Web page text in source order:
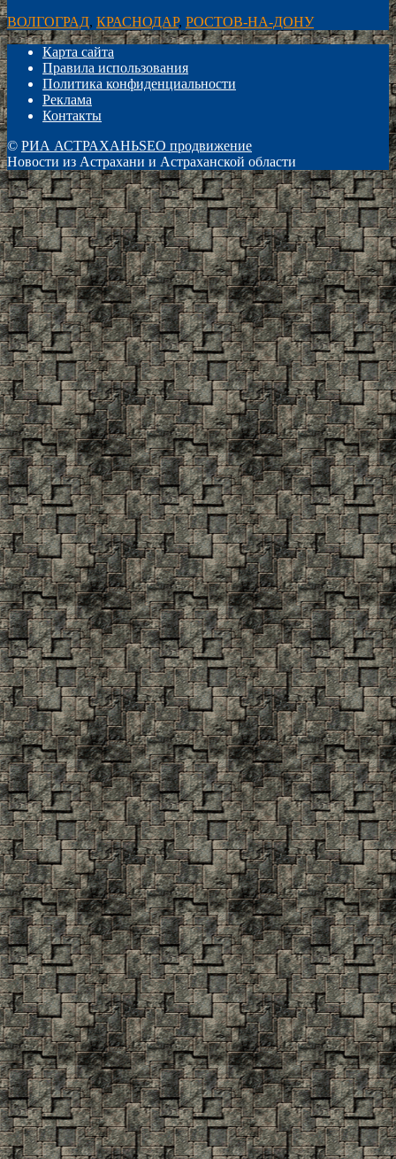
ВОЛГОГРАД, КРАСНОДАР, РОСТОВ-НА-ДОНУ
Карта сайта
Правила использования
Политика конфиденциальности
Реклама
Контакты
© РИА АСТРАХАНЬSEO продвижение
Новости из Астрахани и Астраханской области